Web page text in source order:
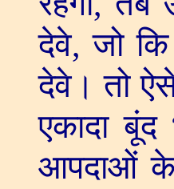
देवे,जो
देवे। तो
एकादा
आपदाओं के